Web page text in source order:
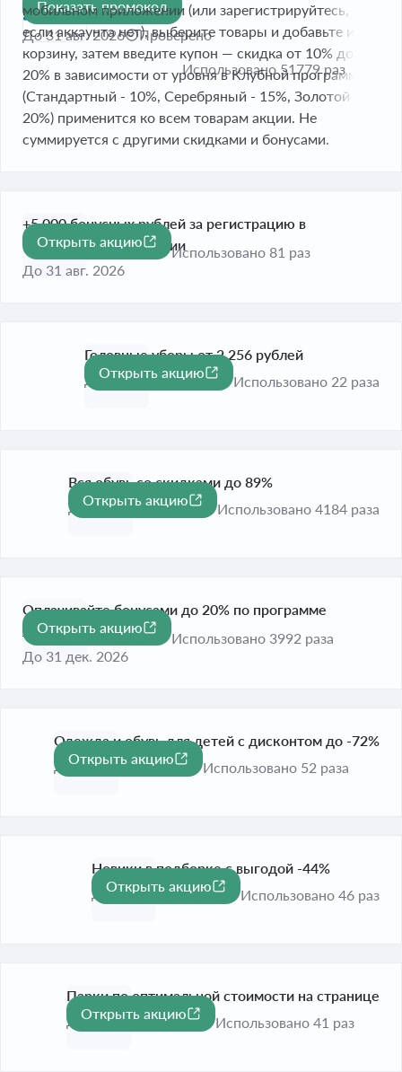
туризма
До 31 авг. 2026
Проверено
мобильном приложении (или зарегистрируйтесь,
если аккаунта нет), выберите товары и добавьте их в
корзину, затем введите купон — скидка от 10% до
20% в зависимости от уровня в Клубной программе
(Стандартный - 10%, Серебряный - 15%, Золотой -
20%) применится ко всем товарам акции. Не
суммируется с другими скидками и бонусами.
Показать промокод
Использовано 51779 раз
+5 000 бонусных рублей за регистрацию в
мобильном приложении
До 31 авг. 2026
Открыть акцию
Использовано 81 раз
Головные уборы от 2 256 рублей
До 31 авг. 2026
Открыть акцию
Использовано 22 раза
-89%
Вся обувь со скидками до 89%
До 31 авг. 2026
Открыть акцию
Использовано 4184 раза
Оплачивайте бонусами до 20% по программе
лояльности
До 31 дек. 2026
Открыть акцию
Использовано 3992 раза
-72%
Одежда и обувь для детей с дисконтом до -72%
До 31 дек. 2026
Открыть акцию
Использовано 52 раза
-44%
Новики в подборке с выгодой -44%
До 31 дек. 2026
Открыть акцию
Использовано 46 раз
Парки по оптимальной стоимости на странице
До 31 дек. 2026
Открыть акцию
Использовано 41 раз